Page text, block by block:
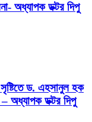
অধ্যাপক ডক্টর দিপু
সৃষ্টিতে ড. এহসানুল হক
– অধ্যাপক ডক্টর দিপু